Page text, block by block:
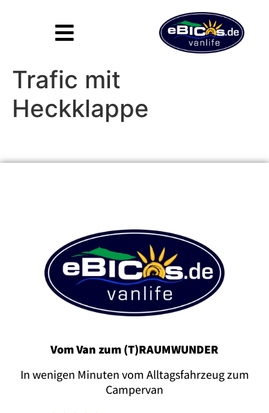
Trafic mit
Heckklappe
Vom Van zum (T)RAUMWUNDER
In wenigen Minuten vom Alltagsfahrzeug zum
Campervan